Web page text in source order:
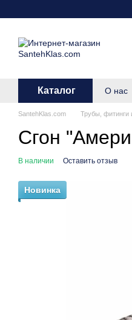
Каталог О нас
SantehKlas.com Трубы, фитинги
Сгон
В наличии Оставить отзыв
Новинка